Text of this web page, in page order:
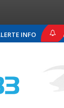
INFO
DE PRESSE AMF83